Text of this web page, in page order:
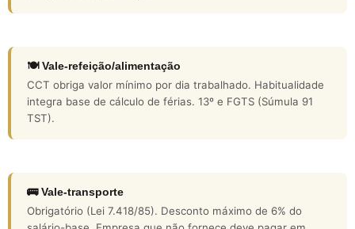
🍽️ Vale-refeição/alimentação
CCT obriga valor mínimo por dia trabalhado. Habitualidade
integra base de cálculo de férias. 13º e FGTS (Súmula 91
TST).
🚌 Vale-transporte
Obrigatório (Lei 7.418/85). Desconto máximo de 6% do